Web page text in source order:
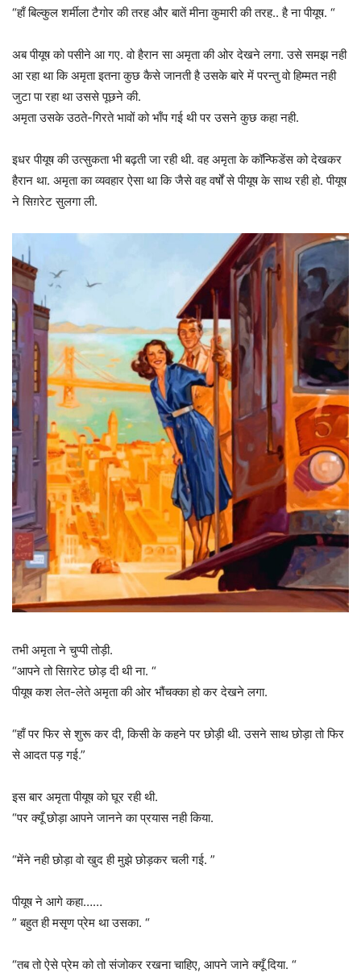
“हाँ बिल्कुल शर्मीला टैगोर की तरह और बातें मीना कुमारी की तरह.. है ना पीयूष. “
अब पीयूष को पसीने आ गए. वो हैरान सा अमृता की ओर देखने लगा. उसे समझ नही
आ रहा था कि अमृता इतना कुछ कैसे जानती है उसके बारे में परन्तु वो हिम्मत नही
जुटा पा रहा था उससे पूछने की.
अमृता उसके उठते-गिरते भावों को भाँप गई थी पर उसने कुछ कहा नही.
इधर पीयूष की उत्सुकता भी बढ़ती जा रही थी. वह अमृता के कॉन्फिडेंस को देखकर
हैरान था. अमृता का व्यवहार ऐसा था कि जैसे वह वर्षों से पीयूष के साथ रही हो. पीयूष
ने सिग़रेट सुलगा ली.
तभी अमृता ने चुप्पी तोड़ी.
“आपने तो सिग़रेट छोड़ दी थी ना. “
पीयूष कश लेत-लेते अमृता की ओर भौंचक्का हो कर देखने लगा.
“हाँ पर फिर से शुरू कर दी, किसी के कहने पर छोड़ी थी. उसने साथ छोड़ा तो फिर
से आदत पड़ गई.”
इस बार अमृता पीयूष को घूर रही थी.
“पर क्यूँ छोड़ा आपने जानने का प्रयास नही किया.
“मेंने नही छोड़ा वो खुद ही मुझे छोड़कर चली गई. ”
पीयूष ने आगे कहा……
” बहुत ही मसृण प्रेम था उसका. “
“तब तो ऐसे प्रेम को तो संजोकर रखना चाहिए, आपने जाने क्यूँ दिया. “